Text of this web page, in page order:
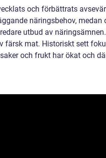
och förbättrats
näringsbehov, medan
utbud av
färsk mat. Historiskt sett
och frukt har ökat och